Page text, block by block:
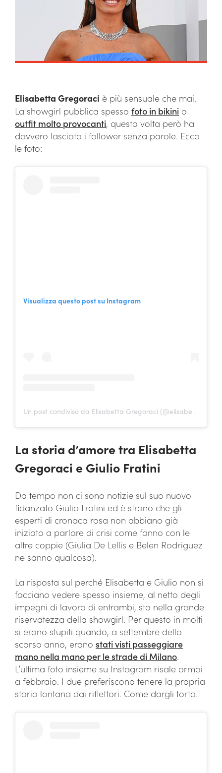
Elisabetta Gregoraci è più sensuale che mai.
La showgirl pubblica spesso foto in bikini o
outfit molto provocanti, questa volta però ha
davvero lasciato i follower senza parole. Ecco
le foto:
Visualizza questo post su Instagram
Un post condiviso da Elisabetta Gregoraci (@elisabettagregoracireal)
La storia d’amore tra Elisabetta
Gregoraci e Giulio Fratini
Da tempo non ci sono notizie sul suo nuovo
fidanzato Giulio Fratini ed è strano che gli
esperti di cronaca rosa non abbiano già
iniziato a parlare di crisi come fanno con le
altre coppie (Giulia De Lellis e Belen Rodriguez
ne sanno qualcosa).
La risposta sul perché Elisabetta e Giulio non si
facciano vedere spesso insieme, al netto degli
impegni di lavoro di entrambi, sta nella grande
riservatezza della showgirl. Per questo in molti
si erano stupiti quando, a settembre dello
scorso anno, erano stati visti passeggiare
mano nella mano per le strade di Milano.
L’ultima foto insieme su Instagram risale ormai
a febbraio. I due preferiscono tenere la propria
storia lontana dai riflettori. Come dargli torto.